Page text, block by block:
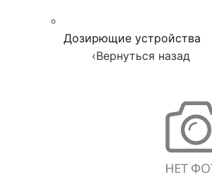
Дозирющие устройства
‹Вернуться назад